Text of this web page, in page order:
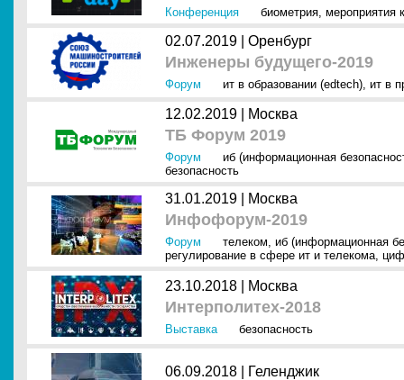
Конференция биометрия, мероприятия
02.07.2019 | Оренбург
Инженеры будущего-2019
Форум ит в образовании (edtech), ит в
12.02.2019 | Москва
ТБ Форум 2019
Форум
иб (информационная
безопасность
31.01.2019 | Москва
Инфофорум-2019
Форум телеком, иб (информационная
регулирование в сфере ит и телекома,
23.10.2018 | Москва
Интерполитех-2018
Выставка безопасность
06.09.2018 | Геленджик